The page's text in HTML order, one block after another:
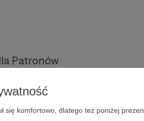
się komfortowo, dlatego też poniżej
Patronów